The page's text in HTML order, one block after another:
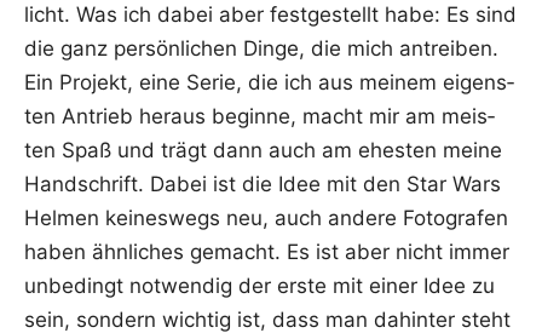
licht. Was ich dabei aber fest­ge­stellt habe: Es sind
die ganz per­sön­li­chen Din­ge, die mich antrei­ben.
Ein Pro­jekt, eine Serie, die ich aus mei­nem eigens­
ten Antrieb her­aus begin­ne, macht mir am meis­
ten Spaß und trägt dann auch am ehes­ten mei­ne
Hand­schrift. Dabei ist die Idee mit den Star Wars
Hel­men kei­nes­wegs neu, auch ande­re Foto­gra­fen
haben ähn­li­ches gemacht. Es ist aber nicht immer
unbe­dingt not­wen­dig der ers­te mit einer Idee zu
sein, son­dern wich­tig ist, dass man dahin­ter steht